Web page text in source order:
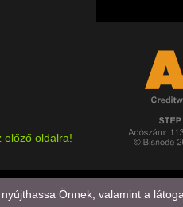
előző oldalra!
Önnek, valamint a